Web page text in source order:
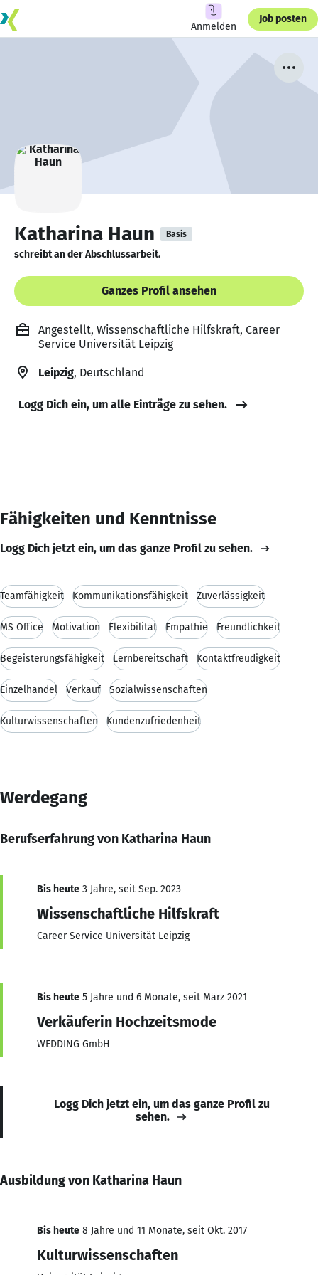
Anmelden
Job posten
Katharina Haun Basis
schreibt an der Abschlussarbeit.
Ganzes Profil ansehen
Angestellt, Wissenschaftliche Hilfskraft, Career
Service Universität Leipzig
Leipzig, Deutschland
Logg Dich ein, um alle Einträge zu sehen.
Fähigkeiten und Kenntnisse
Logg Dich jetzt ein, um das ganze Profil zu sehen.
Teamfähigkeit Kommunikationsfähigkeit Zuverlässigkeit
MS Office Motivation Flexibilität Empathie Freundlichkeit
Begeisterungsfähigkeit Lernbereitschaft Kontaktfreudigkeit
Einzelhandel Verkauf Sozialwissenschaften
Kulturwissenschaften Kundenzufriedenheit
Werdegang
Berufserfahrung von Katharina Haun
Bis heute 3 Jahre, seit Sep. 2023
Wissenschaftliche Hilfskraft
Career Service Universität Leipzig
Bis heute 5 Jahre und 6 Monate, seit März 2021
Verkäuferin Hochzeitsmode
WEDDING GmbH
Logg Dich jetzt ein, um das ganze Profil zu
sehen.
Ausbildung von Katharina Haun
Bis heute 8 Jahre und 11 Monate, seit Okt. 2017
Kulturwissenschaften